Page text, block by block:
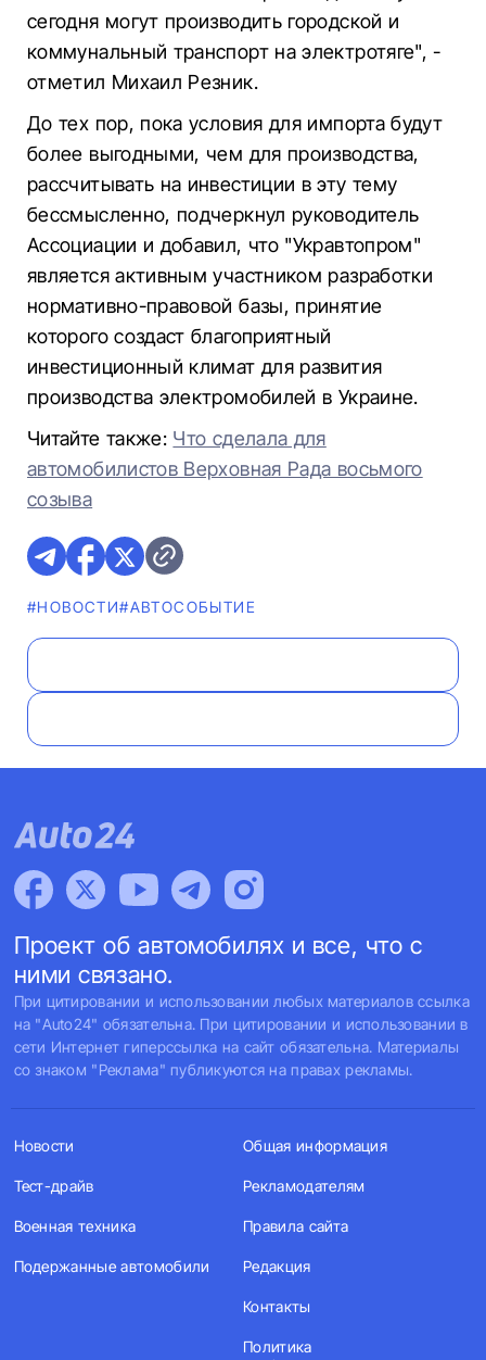
сегодня могут производить городской и
коммунальный транспорт на электротяге", -
отметил Михаил Резник.
До тех пор, пока условия для импорта будут
более выгодными, чем для производства,
рассчитывать на инвестиции в эту тему
бессмысленно, подчеркнул руководитель
Ассоциации и добавил, что "Укравтопром"
является активным участником разработки
нормативно-правовой базы, принятие
которого создаст благоприятный
инвестиционный климат для развития
производства электромобилей в Украине.
Читайте также: Что сделала для
автомобилистов Верховная Рада восьмого
созыва
#НОВОСТИ#АВТОСОБЫТИЕ
Проект об автомобилях и все, что с
ними связано.
При цитировании и использовании любых материалов ссылка
на "Auto24" обязательна. При цитировании и использовании в
сети Интернет гиперссылка на сайт обязательна. Материалы
со знаком "Реклама" публикуются на правах рекламы.
Новости
Тест-драйв
Военная техника
Подержанные автомобили
Общая информация
Рекламодателям
Правила сайта
Редакция
Контакты
Политика